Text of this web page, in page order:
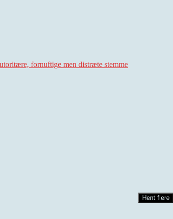
fornuftige men distræte stemme
Hent flere